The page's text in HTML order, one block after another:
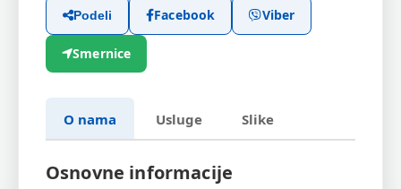
Podeli Facebook Viber
Smernice
O nama Usluge Slike
Osnovne informacije